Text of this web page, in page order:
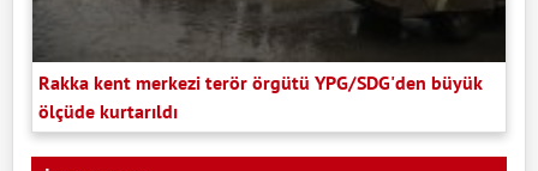
Rakka kent merkezi terör örgütü YPG/SDG'den büyük
ölçüde kurtarıldı